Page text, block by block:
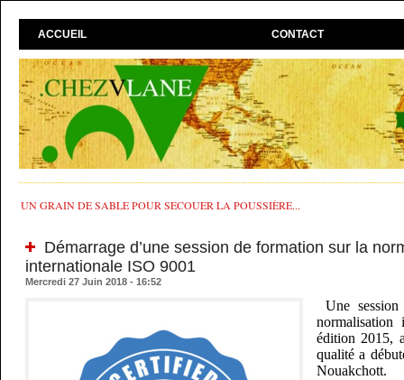
ACCUEIL CONTACT
UN GRAIN DE SABLE POUR SECOUER LA POUSSIÈRE...
Démarrage d’une session de formation sur la
internationale ISO 9001
Mercredi 27 Juin 2018 - 16:52
Une
normalisation
édition 2015,
qualité a
Nouakchott.